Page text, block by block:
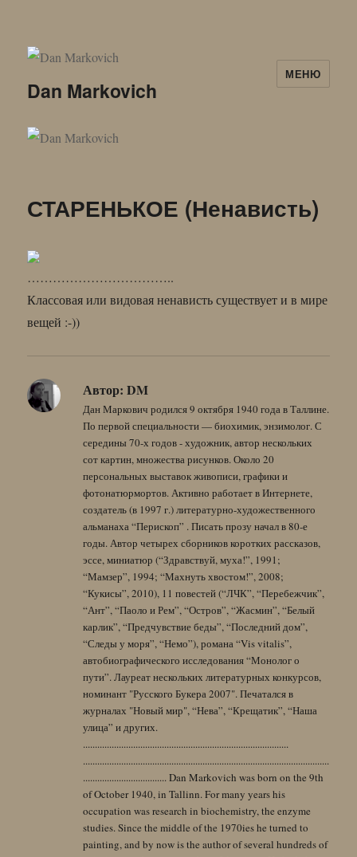
Dan Markovich
МЕНЮ
СТАРЕНЬКОЕ (Ненависть)
……………………………..
Классовая или видовая ненависть существует и в мире
вещей :-))
Автор: DM
Дан Маркович родился 9 октября 1940 года в Таллине.
По первой специальности — биохимик, энзимолог. С
середины 70-х годов - художник, автор нескольких
сот картин, множества рисунков. Около 20
персональных выставок живописи, графики и
фотонатюрмортов. Активно работает в Интернете,
создатель (в 1997 г.) литературно-художественного
альманаха “Перископ” . Писать прозу начал в 80-е
годы. Автор четырех сборников коротких рассказов,
эссе, миниатюр (“Здравствуй, муха!”, 1991;
“Мамзер”, 1994; “Махнуть хвостом!”, 2008;
“Кукисы”, 2010), 11 повестей (“ЛЧК”, “Перебежчик”,
“Ант”, “Паоло и Рем”, “Остров”, “Жасмин”, “Белый
карлик”, “Предчувствие беды”, “Последний дом”,
“Следы у моря”, “Немо”), романа “Vis vitalis”,
автобиографического исследования “Монолог о
пути”. Лауреат нескольких литературных конкурсов,
номинант "Русского Букера 2007". Печатался в
журналах "Новый мир", “Нева”, “Крещатик”, “Наша
улица” и других.
......................................................................................
.......................................................................................................
................................... Dan Markovich was born on the 9th
of October 1940, in Tallinn. For many years his
occupation was research in biochemistry, the enzyme
studies. Since the middle of the 1970ies he turned to
painting, and by now is the author of several hundreds of